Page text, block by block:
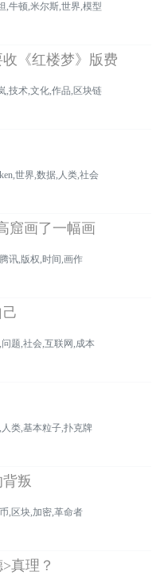
,牛顿,米尔斯,世界,模型
《红楼梦》版费
,技术,文化,作品,区块链
世界,数据,人类,社会
窟画了一幅画
讯,版权,时间,画作
题,社会,互联网,成本
类,基本粒子,扑克牌
叛
,区块,加密,革命者
真理？